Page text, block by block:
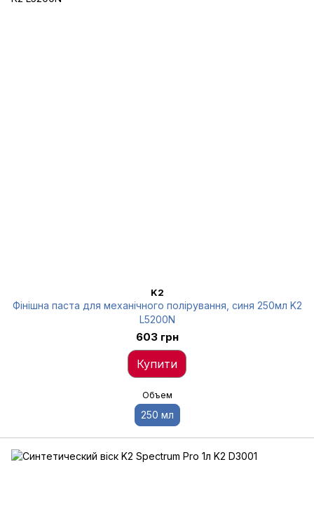
K2
Фінішна паста для механічного полірування, синя 250мл K2
L5200N
603 грн
Купити
Объем
250 мл